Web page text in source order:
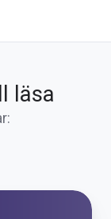
läsa